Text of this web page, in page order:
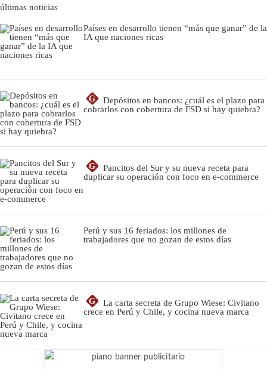
últimas noticias
Países en desarrollo tienen “más que ganar” de la
IA que naciones ricas
G
Depósitos en bancos: ¿cuál es el plazo para
cobrarlos con cobertura de FSD si hay quiebra?
G
Pancitos del Sur y su nueva receta para
duplicar su operación con foco en e-commerce
Perú y sus 16 feriados: los millones de
trabajadores que no gozan de estos días
G
La carta secreta de Grupo Wiese: Civitano
crece en Perú y Chile, y cocina nueva marca